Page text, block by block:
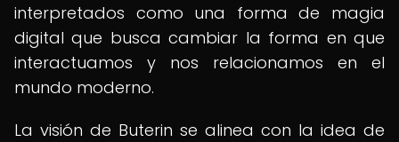
interpretados como una forma de magia
digital que busca cambiar la forma en que
interactuamos y nos relacionamos en el
mundo moderno.
La visión de Buterin se alinea con la idea de